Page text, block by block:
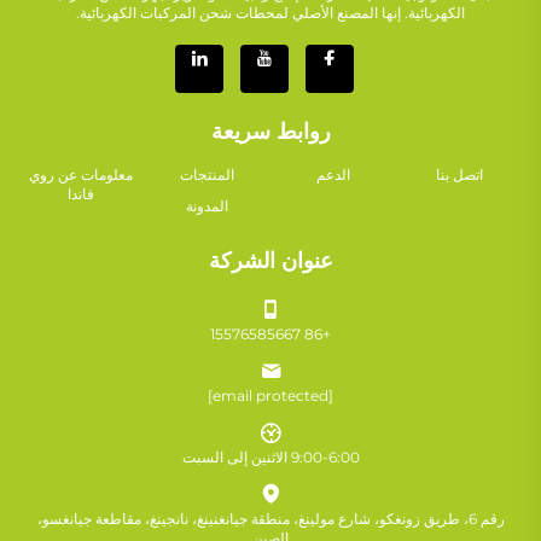
الكهربائية. إنها المصنع الأصلي لمحطات شحن المركبات الكهربائية.
روابط سريعة
معلومات عن روي
فاندا
المنتجات الدعم
اتصل بنا
المدونة
عنوان الشركة
+86 15576585667
[email protected]
9:00-6:00 الاثنين إلى السبت
رقم 6، طريق زونغكو، شارع مولينغ، منطقة جيانغنينغ، نانجينغ، مقاطعة جيانغسو،